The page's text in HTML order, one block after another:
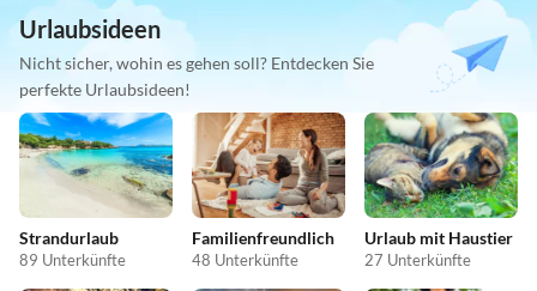
Urlaubsideen
Nicht sicher, wohin es gehen soll? Entdecken Sie
perfekte Urlaubsideen!
Strandurlaub
89 Unterkünfte
Familienfreundlich
48 Unterkünfte
Urlaub mit Haustier
27 Unterkünfte